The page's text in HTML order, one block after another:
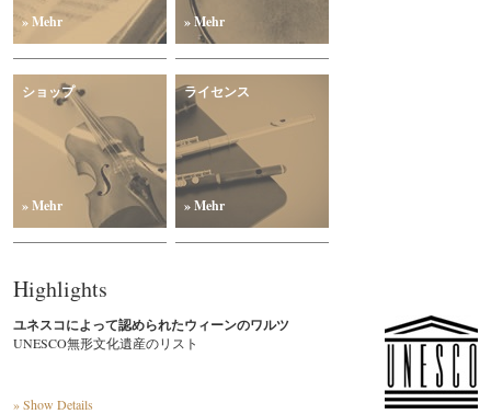
» Mehr » Mehr
ショップ
» Mehr
ライセンス
» Mehr
Highlights
ユネスコによって認められたウィーンのワルツ
UNESCO無形文化遺産のリスト
» Show Details